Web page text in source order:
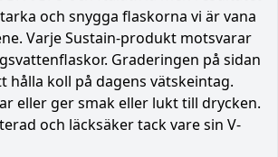
och snygga flaskorna vi är vana
Varje Sustain-produkt motsvarar
Graderingen på sidan
hålla koll på dagens vätskeintag.
eller ger smak eller lukt till drycken.
och läcksäker tack vare sin V-